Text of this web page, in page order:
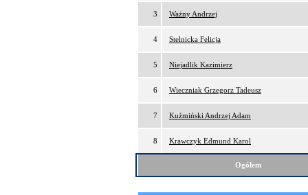
3 Ważny Andrzej
4 Stelnicka Felicja
5 Niejadlik Kazimierz
6 Wieczniak Grzegorz Tadeusz
7 Kuźmiński Andrzej Adam
8 Krawczyk Edmund Karol
Ogółem